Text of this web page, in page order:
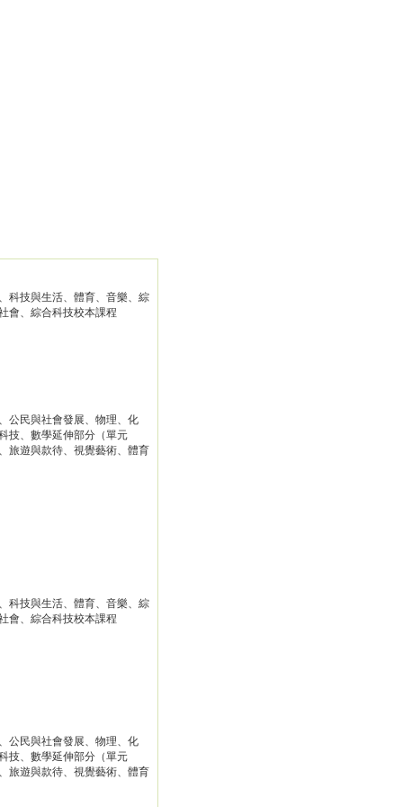
科技與生活、體育、音樂、綜
會、綜合科技校本課程
公民與社會發展、物理、化
技、數學延伸部分（單元
旅遊與款待、視覺藝術、體育
科技與生活、體育、音樂、綜
會、綜合科技校本課程
公民與社會發展、物理、化
技、數學延伸部分（單元
旅遊與款待、視覺藝術、體育